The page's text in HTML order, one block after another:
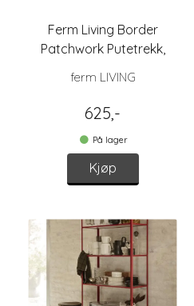
Ferm Living Border
Patchwork Putetrekk,
ferm LIVING
625,-
På lager
Kjøp